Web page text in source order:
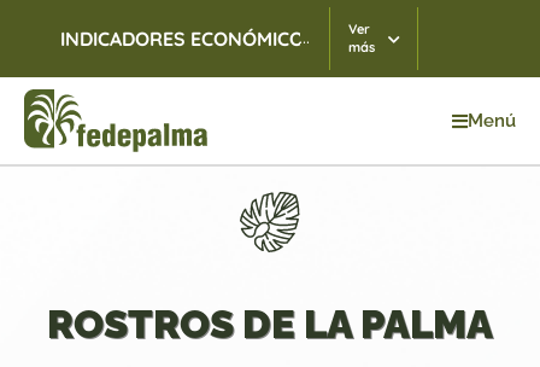
INDICADORES ECONÓMICOS TRM 07/08/2026
...
Ver
más
Menú
Inicio>Palmicultores destacados – Gumersindo Serge
ROSTROS DE LA PALMA